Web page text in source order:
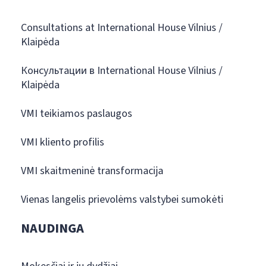
Consultations at International House Vilnius /
Klaipėda
Консультации в International House Vilnius /
Klaipėda
VMI teikiamos paslaugos
VMI kliento profilis
VMI skaitmeninė transformacija
Vienas langelis prievolėms valstybei sumokėti
NAUDINGA